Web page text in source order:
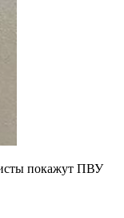
покажут ПВУ